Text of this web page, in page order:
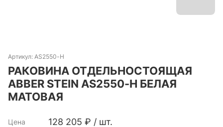
Артикул: AS2550-H
РАКОВИНА ОТДЕЛЬНОСТОЯЩАЯ
ABBER STEIN AS2550-H БЕЛАЯ
МАТОВАЯ
Цена 128 205 ₽ / шт.